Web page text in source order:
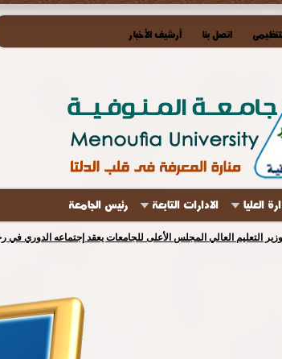
اتصل بنا أرشيف الأخبار
العليا الادارات التابعة رئيس الجامعة
التعليم العالي المجلس الأعلى للجامعات يعقد إجتماعه الدوري في